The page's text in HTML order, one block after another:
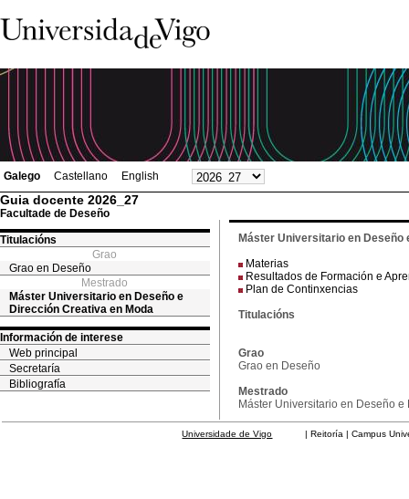
Galego Castellano English
Guia docente 2026_27
Facultade de Deseño
Titulacións
Grao
Grao en Deseño
Mestrado
Máster Universitario en Deseño e
Dirección Creativa en Moda
Información de interese
Web principal
Secretaría
Bibliografía
Máster Universitario en Deseño
Materias
Resultados de Formación e
Plan de Continxencias
Titulacións
Grao
Grao en Deseño
Mestrado
Máster Universitario en Deseño
Universidade de Vigo | Reitoría | Campus